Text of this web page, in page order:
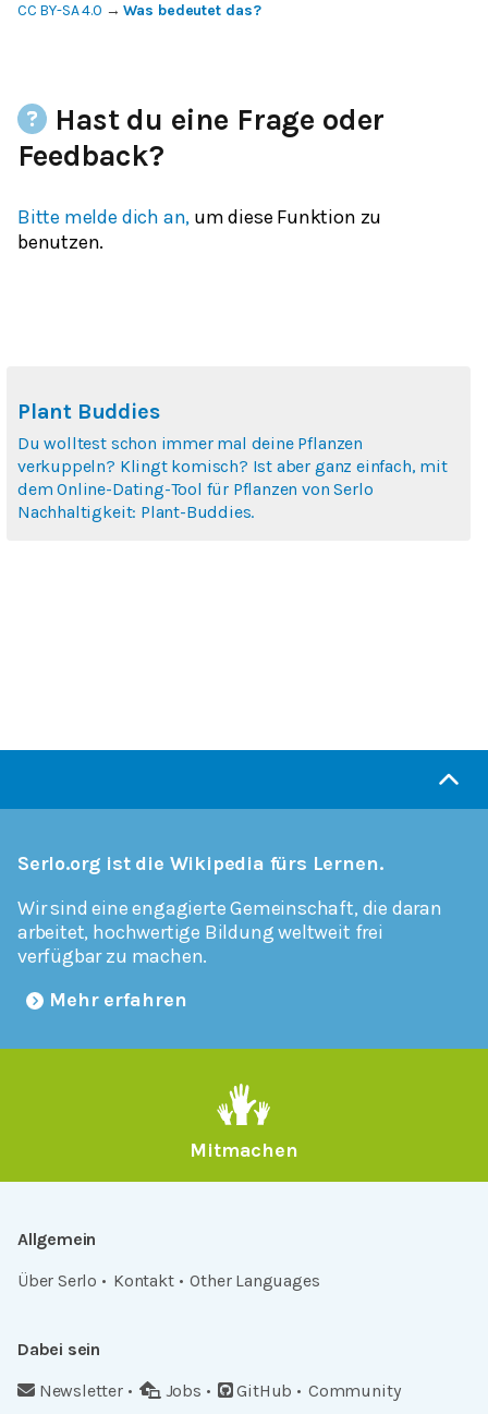
CC BY-SA 4.0 →Was bedeutet das?
Hast du eine Frage oder
Feedback?
Bitte melde dich an, um diese Funktion zu
benutzen.
Plant Buddies
Du wolltest schon immer mal deine Pflanzen
verkuppeln? Klingt komisch? Ist aber ganz einfach, mit
dem Online-Dating-Tool für Pflanzen von Serlo
Nachhaltigkeit: Plant-Buddies.
Serlo.org ist die Wikipedia fürs Lernen.
Wir sind eine engagierte Gemeinschaft, die daran
arbeitet, hochwertige Bildung weltweit frei
verfügbar zu machen.
Mehr erfahren
Mitmachen
Allgemein
Über Serlo
Kontakt Other Languages
Dabei sein
Newsletter
Jobs GitHub Community